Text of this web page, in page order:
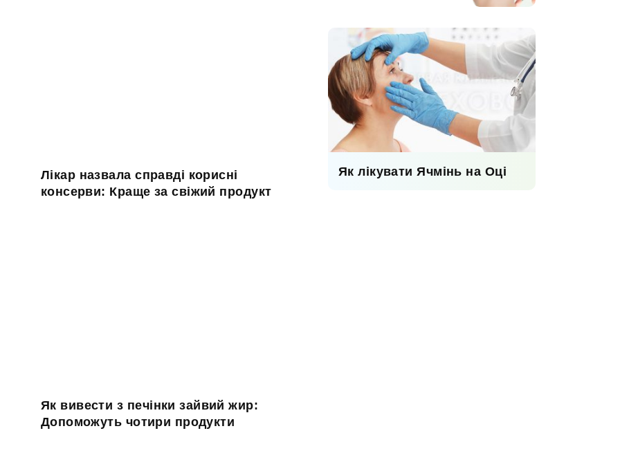
Лікар назвала справді корисні
консерви: Краще за свіжий продукт
Як вивести з печінки зайвий жир:
Допоможуть чотири продукти
Як лікувати Ячмінь на Оці